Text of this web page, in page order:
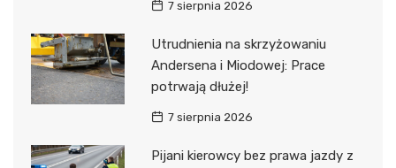
7 sierpnia 2026
Utrudnienia na skrzyżowaniu
Andersena i Miodowej: Prace
potrwają dłużej!
7 sierpnia 2026
Pijani kierowcy bez prawa jazdy z